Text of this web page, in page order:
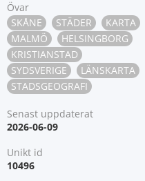
Övar
SKÅNE
STÄDER
KARTA
MALMÖ
HELSINGBORG
KRISTIANSTAD
SYDSVERIGE
LÄNSKARTA
STADSGEOGRAFI
Senast uppdaterat
2026-06-09
Unikt id
10496